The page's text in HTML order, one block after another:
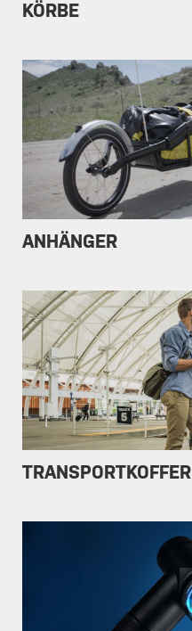
KÖRBE
ANHÄNGER
TRANSPORTKOFFER